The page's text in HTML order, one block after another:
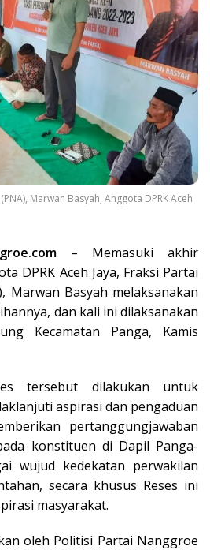
Marwan Basyah, Anggota DPRK Aceh
– Memasuki akhir
DPRK Aceh Jaya, Fraksi Partai
Marwan Basyah melaksanakan
dan kali ini dilaksanakan
Kecamatan Panga, Kamis
tersebut dilakukan untuk
aspirasi dan pengaduan
pertanggungjawaban
konstituen di Dapil Panga-
wujud kedekatan perwakilan
secara khusus Reses ini
masyarakat.
oleh Politisi Partai Nanggroe